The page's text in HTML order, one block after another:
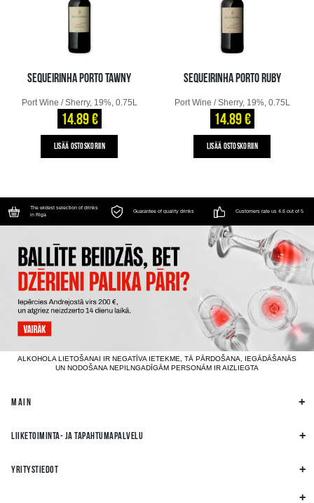
SEQUEIRINHA PORTO TAWNY
Port Wine / Sherry, 19%, 0.75L
14.89 €
LISÄÄ OSTOSKORIIN
SEQUEIRINHA PORTO RUBY
Port Wine / Sherry, 19%, 0.75L
14.89 €
LISÄÄ OSTOSKORIIN
The widest selection of drinks
in Riga
Guarantee of quality drinks Customers rate us 4.6 out of 5
ALKOHOLA LIETOŠANAI IR NEGATĪVA IETEKME, TĀ PĀRDOŠANA, IEGĀDĀŠANĀS
UN NODOŠANA NEPILNGADĪGĀM PERSONĀM IR AIZLIEGTA
MAIN
LIIKETOIMINTA- JA TAPAHTUMAPALVELU
YRITYSTIEDOT